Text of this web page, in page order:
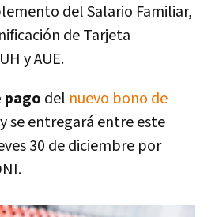
del Salario Familiar,
de Tarjeta
y AUE.
pago del nuevo bono de
se entregará entre este
30 de diciembre por